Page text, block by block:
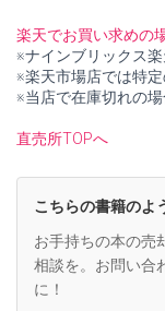
記
憶
路
県
城
址
【中
古】
楽天でお買い求めの
※ナインブリックス
※楽天市場店では特
※当店で在庫切れの場
直売所TOPへ
こちらの書籍のよ
お手持ちの本の売
相談を。お問い合
に！